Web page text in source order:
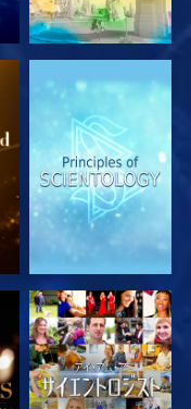
シリーズを探求
観る